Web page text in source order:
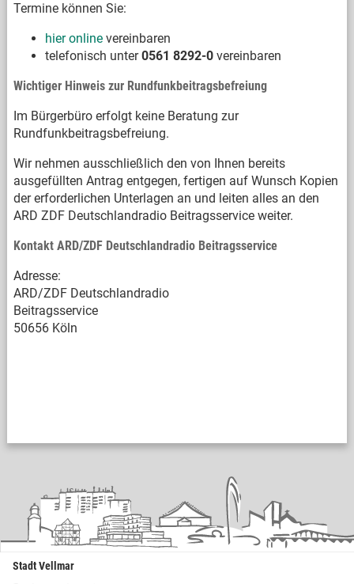
Termine können Sie:
hier onlinevereinbaren
telefonisch unter0561 8292-0vereinbaren
Wichtiger Hinweis zur Rundfunkbeitragsbefreiung
Im Bürgerbüro erfolgt keine Beratung zur
Rundfunkbeitragsbefreiung.
Wir nehmen ausschließlich den von Ihnen bereits
ausgefüllten Antrag entgegen, fertigen auf Wunsch Kopien
der erforderlichen Unterlagen an und leiten alles an den
ARD ZDF Deutschlandradio Beitragsservice weiter.
Kontakt ARD/ZDF Deutschlandradio Beitragsservice
Adresse:
ARD/ZDF Deutschlandradio
Beitragsservice
50656 Köln
Stadt Vellmar